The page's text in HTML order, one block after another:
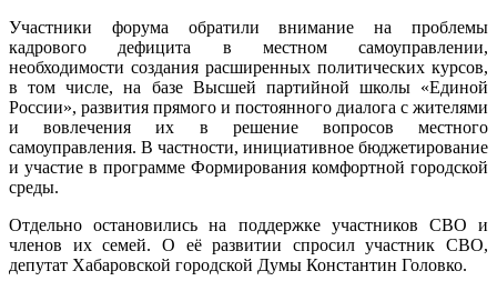
Участники форума обратили внимание на проблемы
кадрового дефицита в местном самоуправлении,
необходимости создания расширенных политических курсов,
в том числе, на базе Высшей партийной школы «Единой
России», развития прямого и постоянного диалога с жителями
и вовлечения их в решение вопросов местного
самоуправления. В частности, инициативное бюджетирование
и участие в программе Формирования комфортной городской
среды.
Отдельно остановились на поддержке участников СВО и
членов их семей. О её развитии спросил участник СВО,
депутат Хабаровской городской Думы Константин Головко.